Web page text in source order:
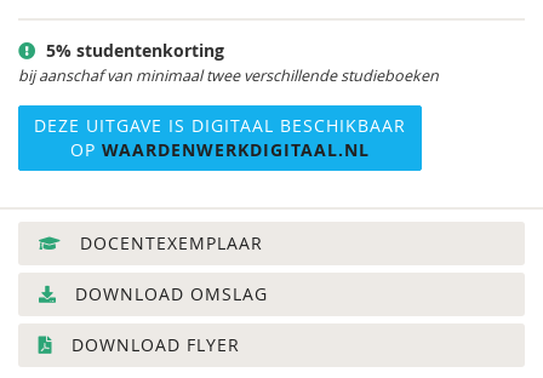
5% studentenkorting
bij aanschaf van minimaal twee verschillende studieboeken
DEZE UITGAVE IS DIGITAAL BESCHIKBAAR
OP WAARDENWERKDIGITAAL.NL
DOCENTEXEMPLAAR
DOWNLOAD OMSLAG
DOWNLOAD FLYER